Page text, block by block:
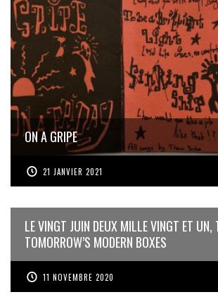
ON A GRIPE
21 JANVIER 2021
LE VINGT JUIN DEUX MILLE VINGT ET UN,
TOMORROW’S MODERN BOXES
11 NOVEMBRE 2020